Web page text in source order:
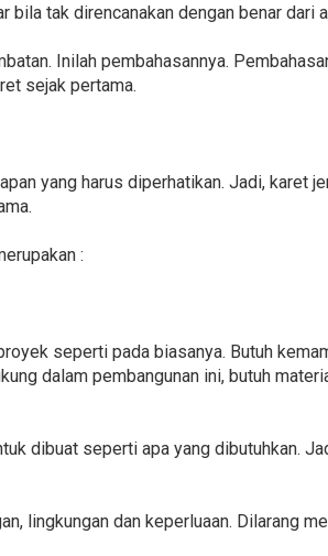
tak direncanakan dengan benar dari
Inilah pembahasannya.
sejak pertama.
yang harus diperhatikan. Jadi, karet
:
seperti pada biasanya. Butuh
dalam pembangunan ini, butuh
dibuat seperti apa yang dibutuhkan.
lingkungan dan keperluaan. Dilarang